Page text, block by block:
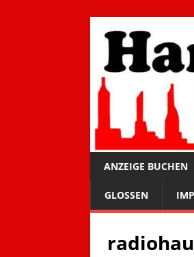
ANZEIGE BUCHEN
GLOSSEN